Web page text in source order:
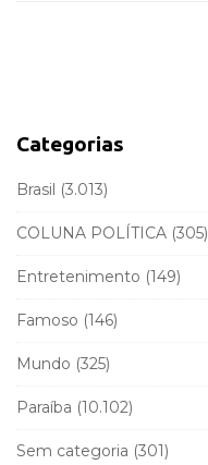
a
f
r
Categorias
Brasil (3.013)
COLUNA POLÍTICA (305)
Entretenimento (149)
Famoso (146)
Mundo (325)
Paraíba (10.102)
Sem categoria (301)